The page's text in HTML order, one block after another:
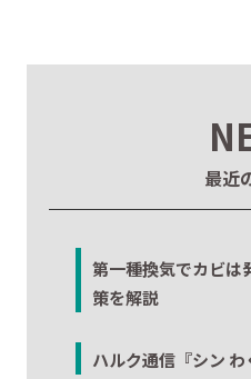
最近
第一種換気でカビは
策を解説
ハルク通信『シン わ